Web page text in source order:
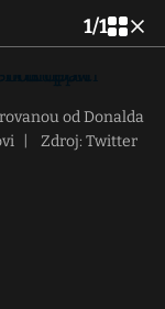
1/1
od Donalda
Zdroj: Twitter